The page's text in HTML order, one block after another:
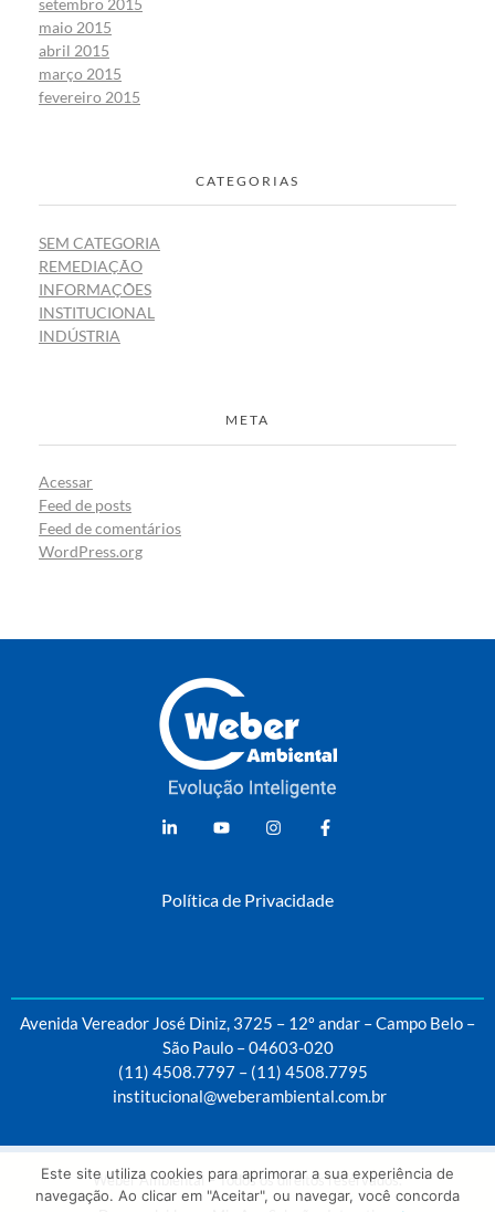
maio 2015
abril 2015
março 2015
fevereiro 2015
CATEGORIAS
SEM CATEGORIA
REMEDIAÇÃO
INFORMAÇÕES
INSTITUCIONAL
INDÚSTRIA
META
Acessar
Feed de posts
Feed de comentários
WordPress.org
Política de Privacidade
Avenida Vereador José Diniz, 3725 – 12º andar – Campo Belo –
São Paulo – 04603-020
(11) 4508.7797– (11) 4508.7795
institucional@weberambiental.com.br
Weber Ambiental – Todos os direitos reservados.
Este site utiliza cookies para aprimorar a sua experiência de
navegação. Ao clicar em "Aceitar", ou navegar, você concorda